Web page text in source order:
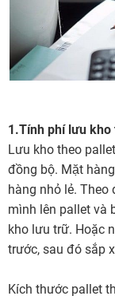
1.Tính phí lưu kho
Lưu kho theo
đồng bộ. Mặt
hàng nhỏ lẻ. Theo
mình lên pallet và
kho lưu trữ. Hoặc
trước, sau đó sắp
Kích thước pallet